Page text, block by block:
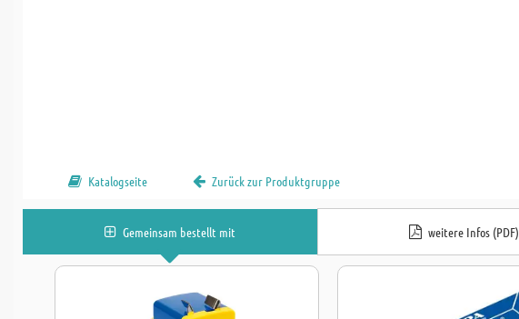
Katalogseite Zurück zur Produktgruppe
Gemeinsam bestellt mit weitere Infos (PDF)